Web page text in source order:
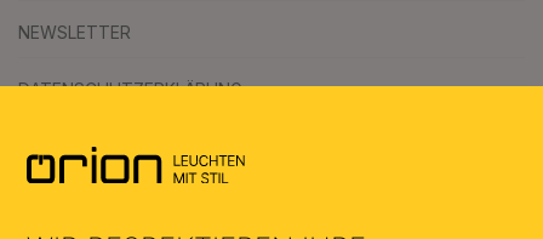
NEWSLETTER
DATENSCHUTZERKLÄRUNG